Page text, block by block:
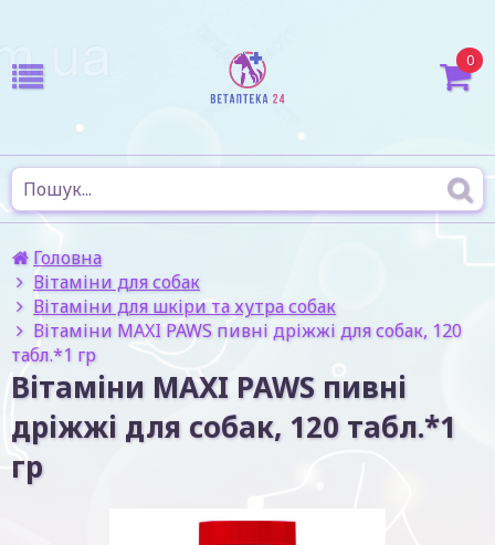
0
Головна
Вітаміни для собак
Вітаміни для шкіри та хутра собак
Вітаміни MAXI PAWS пивні дріжжі для собак, 120
табл.*1 гр
Вітаміни MAXI PAWS пивні
дріжжі для собак, 120 табл.*1
гр